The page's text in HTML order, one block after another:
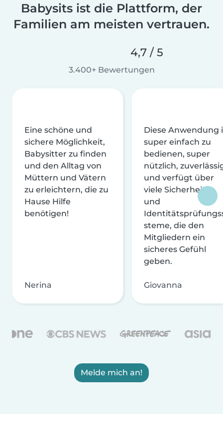
Babysits ist die Plattform, der
Familien am meisten vertrauen.
4,7 / 5
3.400+ Bewertungen
Eine schöne und
sichere Möglichkeit,
Babysitter zu finden
und den Alltag von
Müttern und Vätern
zu erleichtern, die zu
Hause Hilfe
benötigen!
Nerina
Diese Anwendung
super einfach zu
bedienen, super
nützlich,
und verfügt über
viele Sicherheits-
und
steme, die den
Mitgliedern ein
sicheres Gefühl
geben.
Giovanna
Melde mich an!